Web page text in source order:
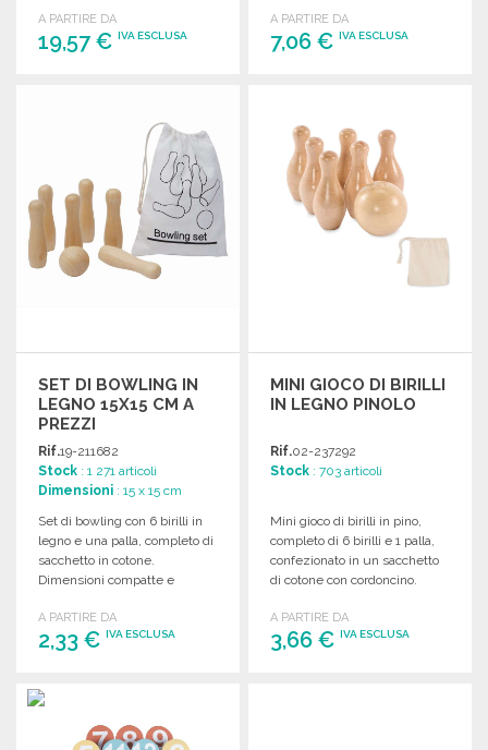
A PARTIRE DA
19,57 € IVA ESCLUSA
Richiedi un preventivo
A PARTIRE DA
7,06 €IVA ESCLUSA
SET DI BOWLING IN
LEGNO 15X15 CM A
PREZZI
ALL'INGROSSO
Rif.19-211682
Stock : 1 271 articoli
Dimensioni : 15 x 15 cm
Set di bowling con 6 birilli in
legno e una palla, completo di
sacchetto in cotone.
Dimensioni compatte e
A PARTIRE DA
2,33 € IVA ESCLUSA
MINI GIOCO DI BIRILLI
IN LEGNO PINOLO
Rif.02-237292
Stock : 703 articoli
Mini gioco di birilli in pino,
completo di 6 birilli e 1 palla,
confezionato in un sacchetto
di cotone con cordoncino.
A PARTIRE DA
3,66 €IVA ESCLUSA